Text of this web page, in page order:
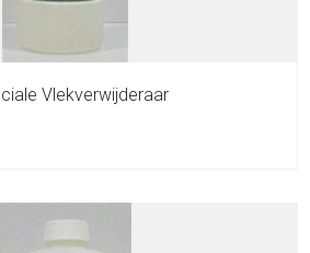
Vlekverwijderaar